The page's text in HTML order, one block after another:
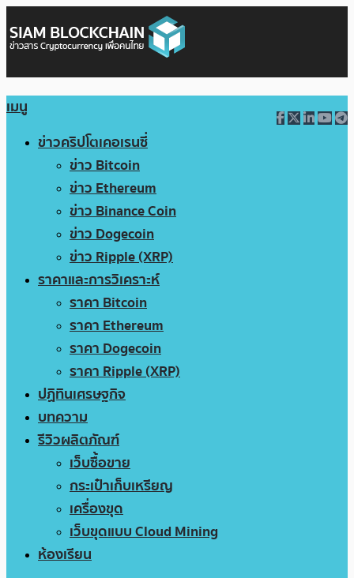
เมนู
ข่าวคริปโตเคอเรนซี่
ข่าว Bitcoin
ข่าว Ethereum
ข่าว Binance Coin
ข่าว Dogecoin
ข่าว Ripple (XRP)
ราคาและการวิเคราะห์
ราคา Bitcoin
ราคา Ethereum
ราคา Dogecoin
ราคา Ripple (XRP)
ปฏิทินเศรษฐกิจ
บทความ
รีวิวผลิตภัณฑ์
เว็บซื้อขาย
กระเป๋าเก็บเหรียญ
เครื่องขุด
เว็บขุดแบบ Cloud Mining
ห้องเรียน